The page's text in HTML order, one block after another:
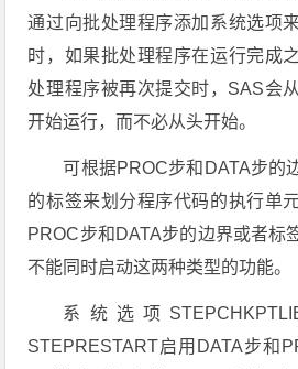
通过向批处理程序添加系统选项
时，如果批处理程序在运行完成
处理程序被再次提交时，SAS会
开始运行，而不必从头开始。
可根据PROC步和DATA步的
的标签来划分程序代码的执行单
PROC步和DATA步的边界或者标
不能同时启动这两种类型的功能。
系统选项
STEPRESTART启用DATA步和